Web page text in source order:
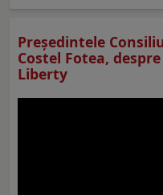
Preşedintele
Costel Fotea,
Liberty